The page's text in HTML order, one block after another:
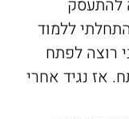
להתעסק
ללמוד
רוצה לפתח
אז נגיד אחרי